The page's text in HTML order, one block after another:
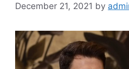
December 21, 2021 by